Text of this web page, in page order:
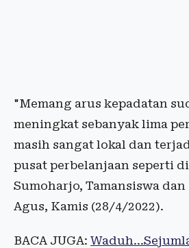
"Memang arus kepadatan
meningkat sebanyak lima
masih sangat lokal dan
pusat perbelanjaan seperti
Sumoharjo, Tamansiswa
Agus, Kamis (28/4/2022).
BACA JUGA: